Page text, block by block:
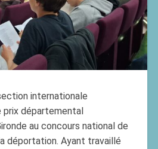
internationale
prix départemental
au concours national de
déportation. Ayant travaillé